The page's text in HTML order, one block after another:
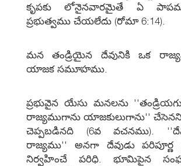
కృపకు లోనైనవారమైతే ఏ
ప్రభుత్వము చేయలేదు (రోమా 6:14).
మన తండ్రియైన దేవునికి ఒక
యాజక సమూహము.
ప్రభువైన యేసు మనలను
రాజ్యముగాను యాజకులుగాను''
చెప్పబడినది (6వ వచనము).
రాజ్యము'' అనగా దేవుడు పరిపూర్ణ
నిర్వహించే పరిధి. భూమిపైన